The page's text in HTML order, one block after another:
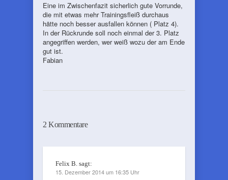
Eine im Zwischenfazit sicherlich gute Vorrunde,
die mit etwas mehr Trainingsfleiß durchaus
hätte noch besser ausfallen können ( Platz 4).
In der Rückrunde soll noch einmal der 3. Platz
angegriffen werden, wer weiß wozu der am Ende
gut ist.
Fabian
2 Kommentare
Felix B. sagt:
15. Dezember 2014 um 16:35 Uhr